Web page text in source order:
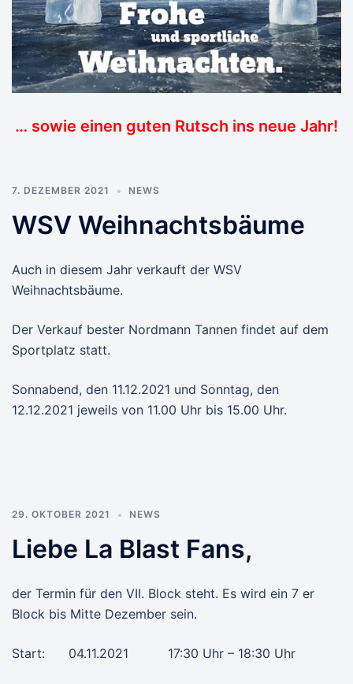
… sowie einen guten Rutsch ins neue Jahr!
7. DEZEMBER 2021 NEWS
WSV Weihnachtsbäume
Auch in diesem Jahr verkauft der WSV
Weihnachtsbäume.
Der Verkauf bester Nordmann Tannen findet auf dem
Sportplatz statt.
Sonnabend, den 11.12.2021 und Sonntag, den
12.12.2021 jeweils von 11.00 Uhr bis 15.00 Uhr.
29. OKTOBER 2021 NEWS
Liebe La Blast Fans,
der Termin für den VII. Block steht. Es wird ein 7 er
Block bis Mitte Dezember sein.
Start: 04.11.2021 17:30 Uhr – 18:30 Uhr